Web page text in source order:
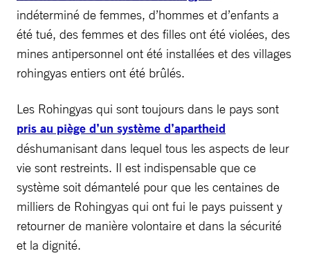
indéterminé de femmes, d’hommes et d’enfants a
été tué, des femmes et des filles ont été violées, des
mines antipersonnel ont été installées et des villages
rohingyas entiers ont été brûlés.
Les Rohingyas qui sont toujours dans le pays sont
pris au piège d’un système d’apartheid
déshumanisant dans lequel tous les aspects de leur
vie sont restreints. Il est indispensable que ce
système soit démantelé pour que les centaines de
milliers de Rohingyas qui ont fui le pays puissent y
retourner de manière volontaire et dans la sécurité
et la dignité.